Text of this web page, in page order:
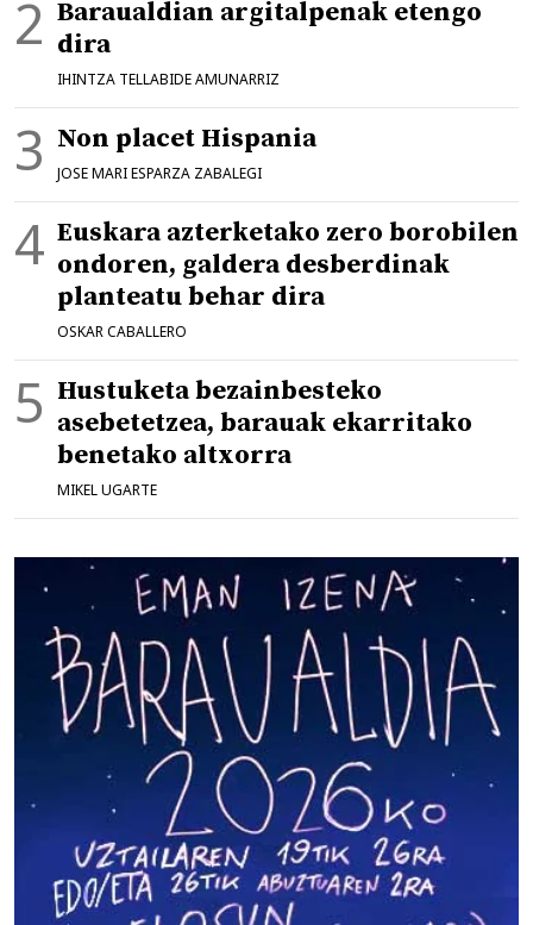
Baraualdian argitalpenak etengo
dira
IHINTZA TELLABIDE AMUNARRIZ
Non placet Hispania
JOSE MARI ESPARZA ZABALEGI
Euskara azterketako zero borobilen
ondoren, galdera desberdinak
planteatu behar dira
OSKAR CABALLERO
Hustuketa bezainbesteko
asebetetzea, barauak ekarritako
benetako altxorra
MIKEL UGARTE